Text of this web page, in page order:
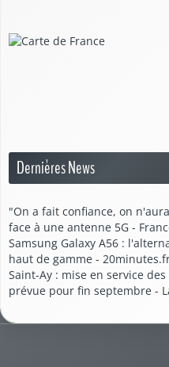
Dernières News
"On a fait confiance, on
face à une antenne 5G -
Samsung Galaxy A56 :
haut de gamme -
Saint-Ay : mise en service
prévue pour fin septembre -